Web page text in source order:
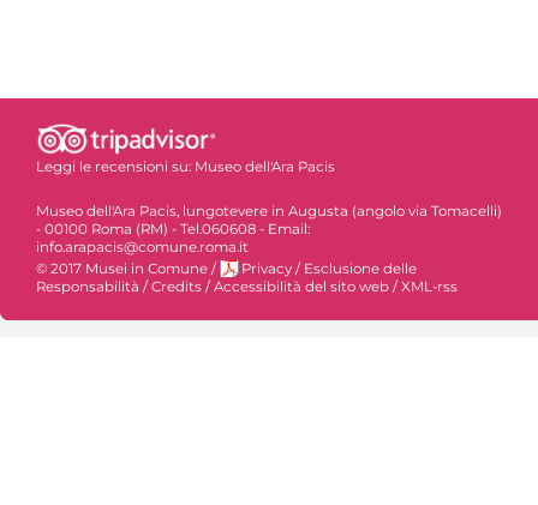
Leggi le recensioni su: Museo dell'Ara Pacis
Museo dell'Ara Pacis, lungotevere in Augusta (angolo via Tomacelli)
- 00100 Roma (RM) - Tel.060608 - Email:
info.arapacis@comune.roma.it
© 2017 Musei in Comune / Privacy / Esclusione delle
Responsabilità /Credits /Accessibilità del sito web /XML-rss